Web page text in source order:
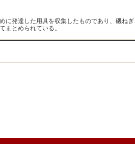
に発達した用具を収集したものであり、磯ね
まとめられている。